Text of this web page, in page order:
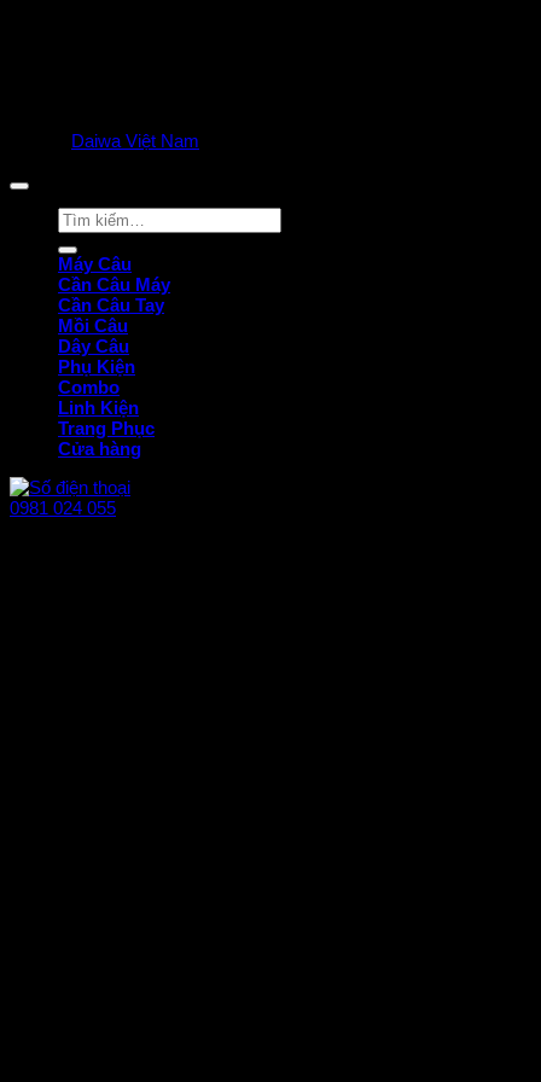
Daiwa Việt Nam
Tìm
kiếm:
Máy Câu
Cần Câu Máy
Cần Câu Tay
Mồi Câu
Dây Câu
Phụ Kiện
Combo
Linh Kiện
Trang Phục
Cửa hàng
0981 024 055